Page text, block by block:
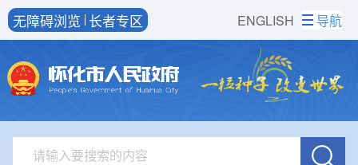
ENGLISH
无障碍浏览 长者专区 导航